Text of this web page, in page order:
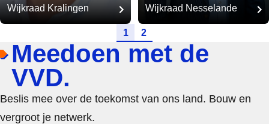
Wijkraad Kralingen
Wijkraad Nesselande
Ga naar pagina
1 Ga naar pagina
2
Meedoen met de
VVD.
Beslis mee over de toekomst van ons land. Bouw en
vergroot je netwerk.